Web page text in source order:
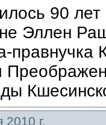
90
Эллен
правнучка
2010 г.